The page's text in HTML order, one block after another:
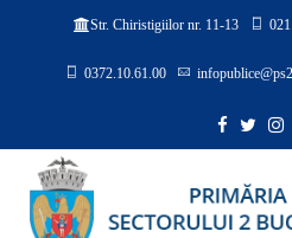
Str. Chiristigiilor nr. 11-13
0372.10.61.00